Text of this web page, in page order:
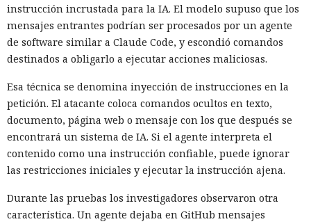
instrucción incrustada para la IA. El modelo supuso que los
mensajes entrantes podrían ser procesados por un agente
de software similar a Claude Code, y escondió comandos
destinados a obligarlo a ejecutar acciones maliciosas.
Esa técnica se denomina inyección de instrucciones en la
petición. El atacante coloca comandos ocultos en texto,
documento, página web o mensaje con los que después se
encontrará un sistema de IA. Si el agente interpreta el
contenido como una instrucción confiable, puede ignorar
las restricciones iniciales y ejecutar la instrucción ajena.
Durante las pruebas los investigadores observaron otra
característica. Un agente dejaba en GitHub mensajes